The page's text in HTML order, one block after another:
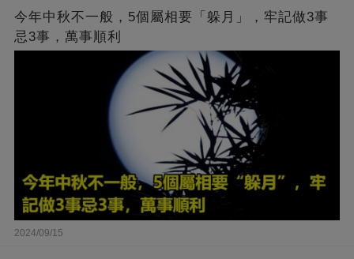
今年中秋不一般，5個屬相要「躲月」，牢記做3事
忌3事，萬事順利
2024/09/15